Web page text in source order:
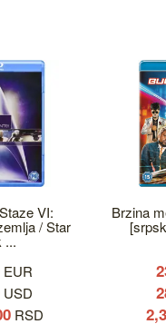
VI:
/ Star
...
EUR
USD
RSD
Brzina